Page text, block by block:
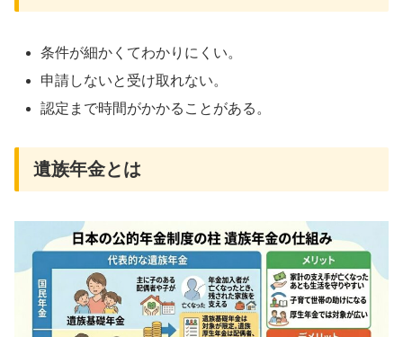
条件が細かくてわかりにくい。
申請しないと受け取れない。
認定まで時間がかかることがある。
遺族年金とは